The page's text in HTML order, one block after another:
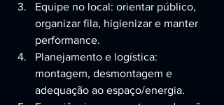
Equipe no local: orientar público,
organizar fila, higienizar e manter
performance.
Planejamento e logística:
montagem, desmontagem e
adequação ao espaço/energia.